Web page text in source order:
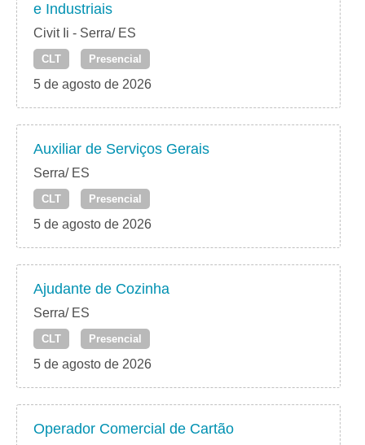
e Industriais
Civit Ii - Serra/ ES
CLT Presencial
5 de agosto de 2026
Auxiliar de Serviços Gerais
Serra/ ES
CLT Presencial
5 de agosto de 2026
Ajudante de Cozinha
Serra/ ES
CLT Presencial
5 de agosto de 2026
Operador Comercial de Cartão